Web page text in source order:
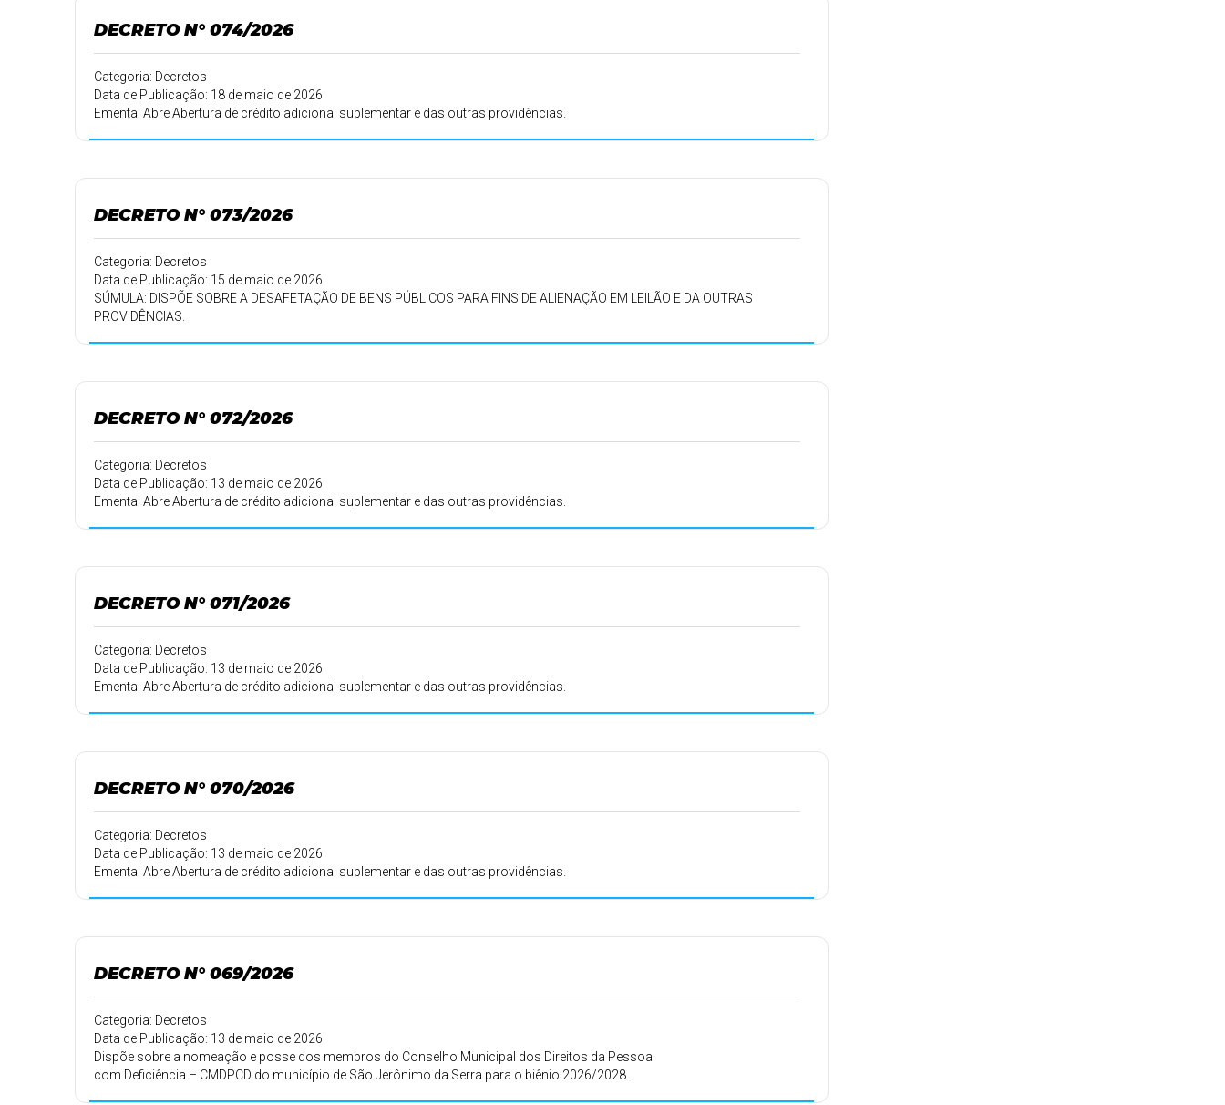
DECRETO N° 074/2026
Categoria: Decretos
Data de Publicação: 18 de maio de 2026
Ementa: Abre Abertura de crédito adicional suplementar e das outras providências.
DECRETO N° 073/2026
Categoria: Decretos
Data de Publicação: 15 de maio de 2026
SÚMULA: DISPÕE SOBRE A DESAFETAÇÃO DE BENS PÚBLICOS PARA FINS DE ALIENAÇÃO EM LEILÃO E DA OUTRAS
PROVIDÊNCIAS.
DECRETO N° 072/2026
Categoria: Decretos
Data de Publicação: 13 de maio de 2026
Ementa: Abre Abertura de crédito adicional suplementar e das outras providências.
DECRETO N° 071/2026
Categoria: Decretos
Data de Publicação: 13 de maio de 2026
Ementa: Abre Abertura de crédito adicional suplementar e das outras providências.
DECRETO N° 070/2026
Categoria: Decretos
Data de Publicação: 13 de maio de 2026
Ementa: Abre Abertura de crédito adicional suplementar e das outras providências.
DECRETO N° 069/2026
Categoria: Decretos
Data de Publicação: 13 de maio de 2026
Dispõe sobre a nomeação e posse dos membros do Conselho Municipal dos Direitos da Pessoa
com Deficiência – CMDPCD do município de São Jerônimo da Serra para o biênio 2026/2028.